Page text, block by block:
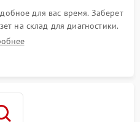
для вас время. Заберет
на склад для диагностики.